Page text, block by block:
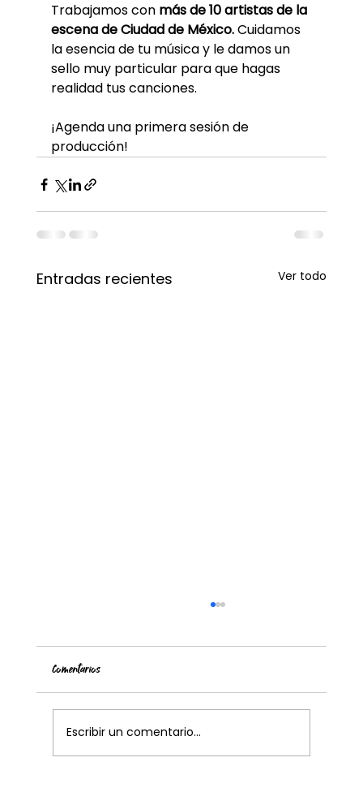
Trabajamos con más de 10 artistas de la
escena de Ciudad de México. Cuidamos
la esencia de tu música y le damos un
sello muy particular para que hagas
realidad tus canciones.
¡Agenda una primera sesión de
producción!
Entradas recientes Ver todo
Comentarios
Escribir un comentario...